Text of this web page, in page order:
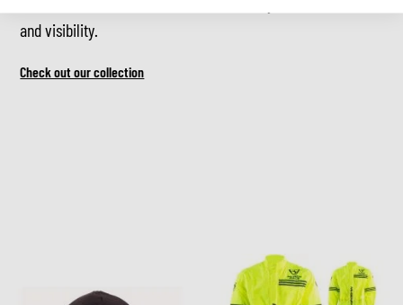
and visibility.
Check out our collection